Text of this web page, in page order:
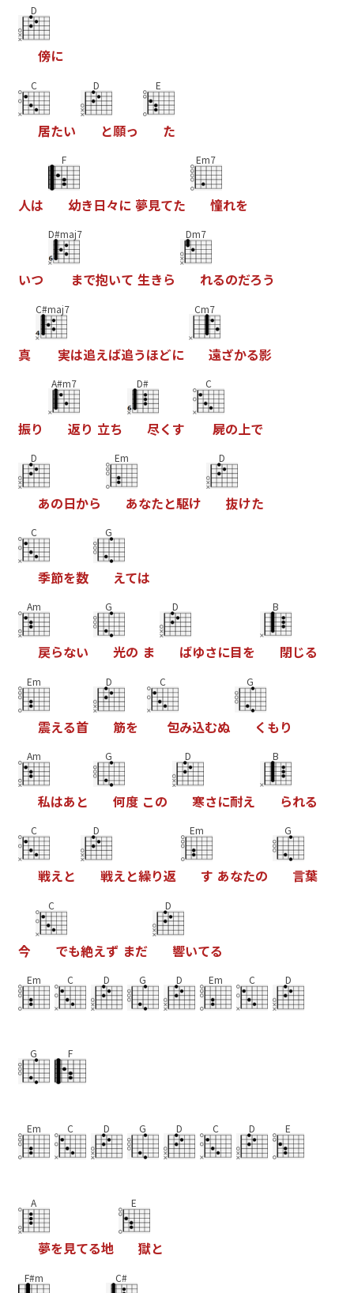
D
傍に
C
居たい
D
と願っ
E
た
人は
F
幼き日々に 夢見てた
Em7
憧れを
いつ
D#maj7
まて抱いて 生きら
Dm7
れるのたろう
真
C#maj7
実は追えは追うほとに
Cm7
遠さかる影
振り
A#m7
返り 立ち
D#
尽く す
C
屍の上て
D
あの日から
Em
あなたと駆け
D
抜けた
C
季節を数
G
えては
Am
戻らない
G
光の ま
D
はゆさに目を
B
閉しる
Em
震える首
D
筋を
C
包み込むぬ
G
く もり
Am
私はあ と
G
何度 この
D
寒さに耐え
B
られる
C
戦えと
D
戦えと繰り返
Em
す あなたの
G
言葉
今
C
ても絶えす また
D
響いてる
Em C D G D Em C D
G F
Em C D G D C D E
A
夢を見てる地
E
獄と
F#m C#